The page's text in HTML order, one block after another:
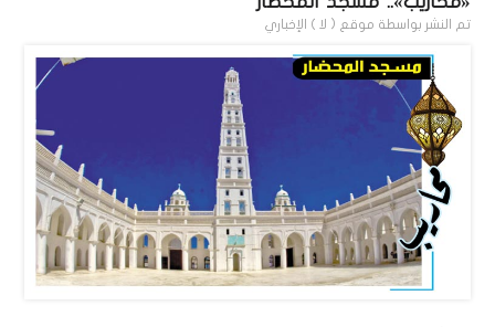
تم النشر بواسطة موقع ( لا ) الإخباري